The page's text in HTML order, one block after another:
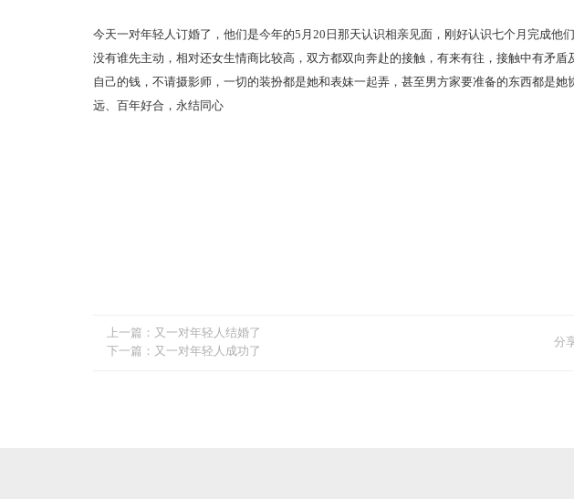
今天一对年轻人订婚了，他们是今年的5月20日那天认识相亲见面，刚好认识七个月完成
没有谁先主动，相对还女生情商比较高，双方都双向奔赴的接触，有来有往，接触中有矛
自己的钱，不请摄影师，一切的装扮都是她和表妹一起弄，甚至男方家要准备的东西都是
远、百年好合，永结同心
上一篇： 又一对年轻人结婚了
下一篇： 又一对年轻人成功了
分